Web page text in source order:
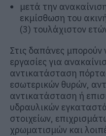
μετά την
εκμίσθωση του
(3) τουλάχιστον
Στις δαπάνες μπορούν
εργασίες για
αντικατάσταση
εσωτερικών θυρών,
αντικατάσταση ή
υδραυλικών
στοιχείων,
χρωματισμών και